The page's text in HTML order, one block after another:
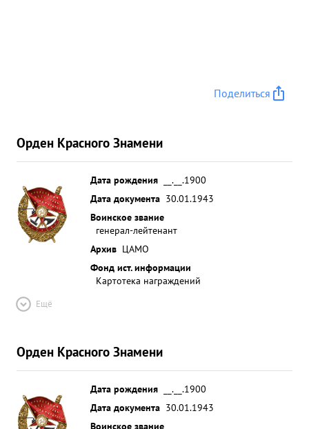
Поделиться
Орден Красного Знамени
Дата рождения
__.__.1900
Дата документа 30.01.1943
Воинское звание
генерал-лейтенант
Архив ЦАМО
Фонд ист. информации
Картотека награждений
Ещё
Орден Красного Знамени
Дата рождения
__.__.1900
Дата документа 30.01.1943
Воинское звание